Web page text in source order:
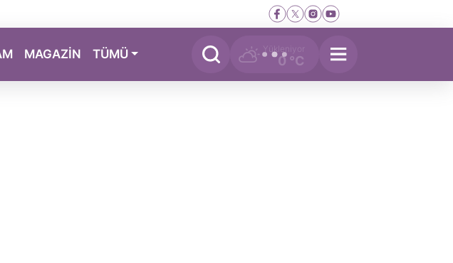
MAGAZİN TÜMÜ Yükleniyor
0 °C